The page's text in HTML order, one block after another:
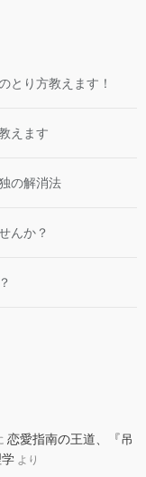
とり方教えます！
えます
の解消法
んか？
恋愛指南の王道、『吊
より